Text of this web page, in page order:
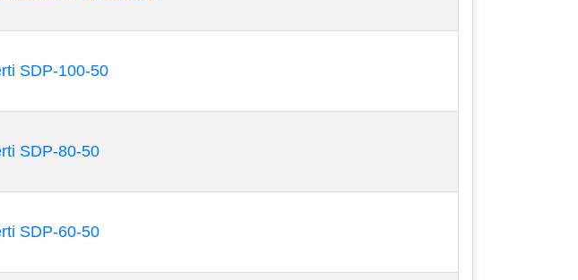
SDP-100-50
SDP-80-50
SDP-60-50